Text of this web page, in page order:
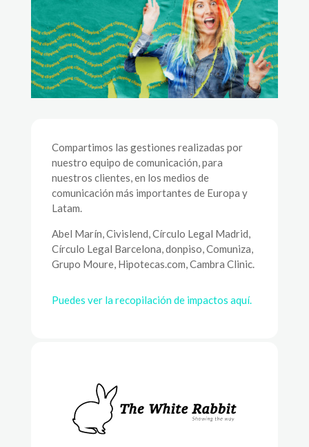
Compartimos las gestiones realizadas por
nuestro equipo de comunicación, para
nuestros clientes, en los medios de
comunicación más importantes de Europa y
Latam.
Abel Marín, Civislend, Círculo Legal Madrid,
Círculo Legal Barcelona, donpiso, Comuniza,
Grupo Moure, Hipotecas.com, Cambra Clinic.
Puedes ver la recopilación de impactos aquí.